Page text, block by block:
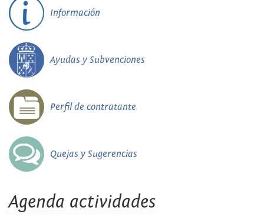
Información
Ayudas y Subvenciones
Perfil de contratante
Quejas y Sugerencias
Agenda actividades